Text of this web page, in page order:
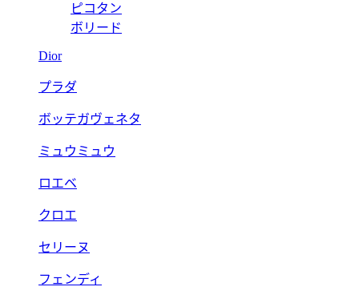
ピコタン
ボリード
Dior
プラダ
ボッテガヴェネタ
ミュウミュウ
ロエベ
クロエ
セリーヌ
フェンディ